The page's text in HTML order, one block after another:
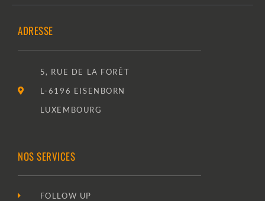
ADRESSE
5, RUE DE LA FORÊT
L-6196 EISENBORN
LUXEMBOURG
NOS SERVICES
FOLLOW UP